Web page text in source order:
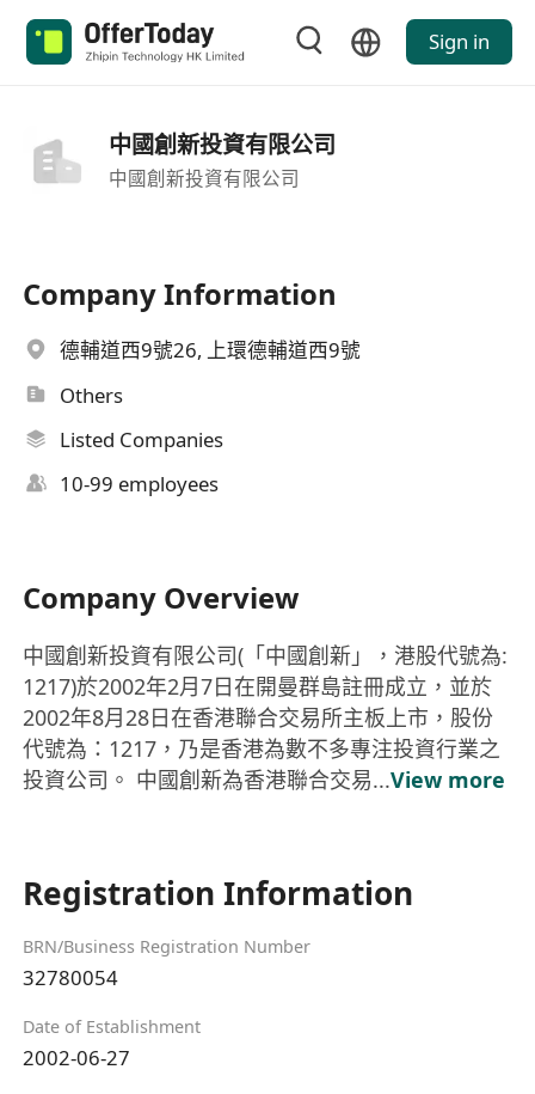
Sign in
中國創新投資有限公司
中國創新投資有限公司
Company Information
德輔道西9號26, 上環德輔道西9號
Others
Listed Companies
10-99 employees
Company Overview
中國創新投資有限公司(「中國創新」，港股代號為:
1217)於2002年2月7日在開曼群島註冊成立，並於
2002年8月28日在香港聯合交易所主板上市，股份
代號為：1217，乃是香港為數不多專注投資行業之
投資公司。 中國創新為香港聯合交易...View more
Registration Information
BRN/Business Registration Number
32780054
Date of Establishment
2002-06-27